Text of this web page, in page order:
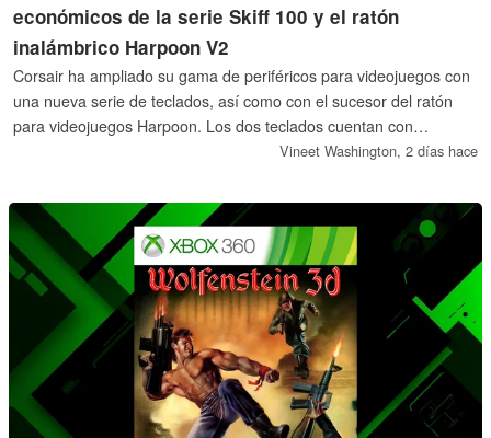
económicos de la serie Skiff 100 y el ratón
inalámbrico Harpoon V2
Corsair ha ampliado su gama de periféricos para videojuegos con
una nueva serie de teclados, así como con el sucesor del ratón
para videojuegos Harpoon. Los dos teclados cuentan con
interruptores de membrana, son de tamaño completo y disponen
Vineet Washington, 2 días hace